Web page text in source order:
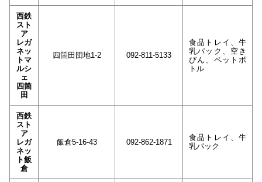
西鉄
スト
ア
レガ
ネッ
トマ
ルシ
ェ
四箇
田
四箇田団地1-2 092-811-5133
食品トレイ、牛
乳パック、空き
びん、ペットボ
トル
西鉄
スト
ア
レガ
ネッ
ト飯
倉
飯倉5-16-43 092-862-1871
食品トレイ、牛
乳パック